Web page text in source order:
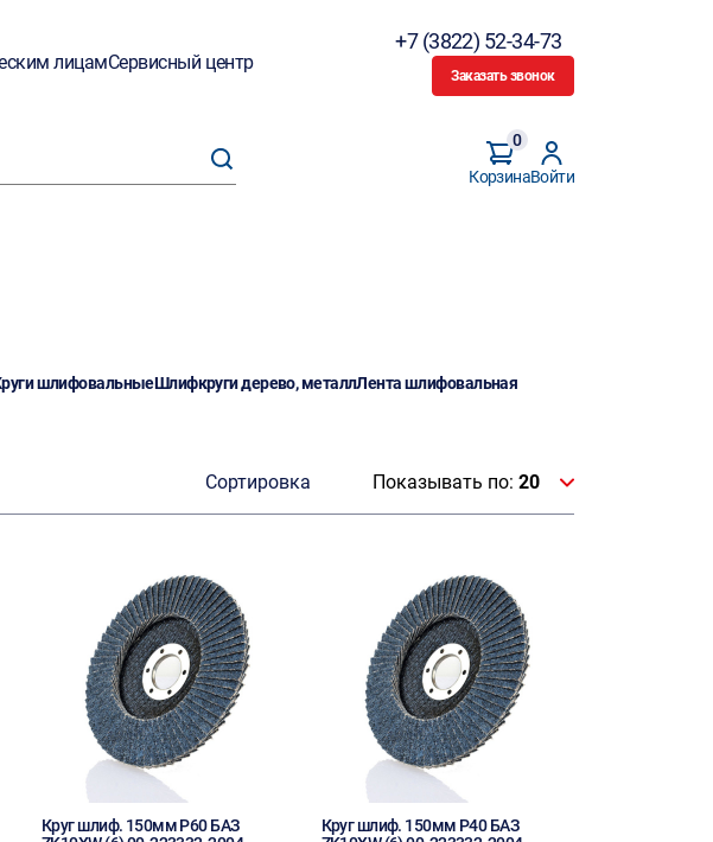
лицамСервисный центр
+7 (3822) 52-34-73
Заказать звонок
Корзина
0
Войти
шлифовальныеШлифкруги дерево, металлЛента шлифовальная
Сортировка Показывать по: 20
Круг шлиф. 150мм P60 БАЗ
Круг шлиф. 150мм P40 БАЗ